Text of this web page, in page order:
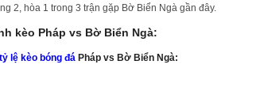
2, hòa 1 trong 3 trận gặp Bờ Biển Ngà gần đây.
kèo Pháp vs Bờ Biển Ngà:
tỷ lệ kèo bóng đá Pháp vs Bờ Biển Ngà: